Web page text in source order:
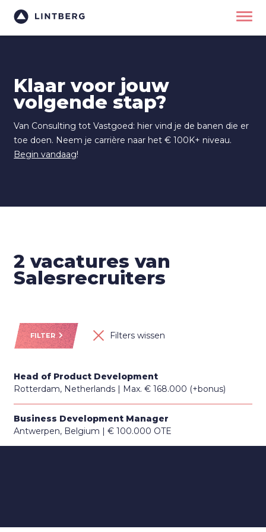
Klaar voor jouw
volgende stap?
Van Consulting tot Vastgoed: hier vind je de banen die er
toe doen. Neem je carrière naar het € 100K+ niveau.
Begin vandaag!
2 vacatures van
Salesrecruiters
FILTER Filters wissen
Head of Product Development
Rotterdam, Netherlands
Max. € 168.000 (+bonus)
Business Development Manager
Antwerpen, Belgium
€ 100.000 OTE